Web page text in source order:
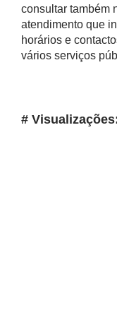
consultar também
atendimento que
horários e
vários serviços
#